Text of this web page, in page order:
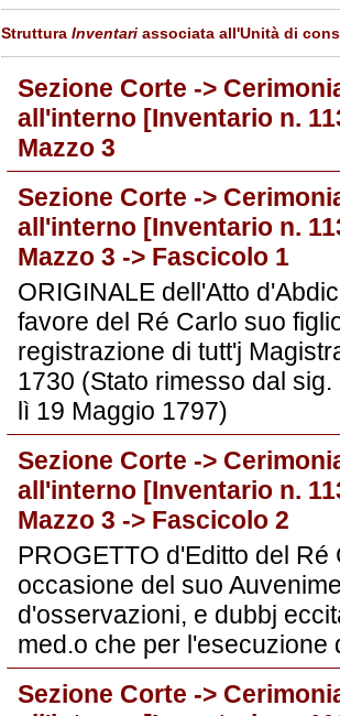
Struttura Inventari associata all'Unità di
Sezione Corte ->
all'interno [Inventario n.
Mazzo 3
Sezione Corte ->
all'interno [Inventario n.
Mazzo 3 -> Fascicolo 1
ORIGINALE dell'Atto
favore del Ré Carlo suo
registrazione di tutt'j
1730 (Stato rimesso dal
lì 19 Maggio 1797)
Sezione Corte ->
all'interno [Inventario n.
Mazzo 3 -> Fascicolo 2
PROGETTO d'Editto del
occasione del suo
d'osservazioni, e dubbj
med.o che per
Sezione Corte ->